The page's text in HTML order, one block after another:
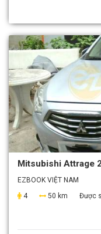
Mitsubishi Attrage
EZBOOK VIỆT NAM
4
50 km Được